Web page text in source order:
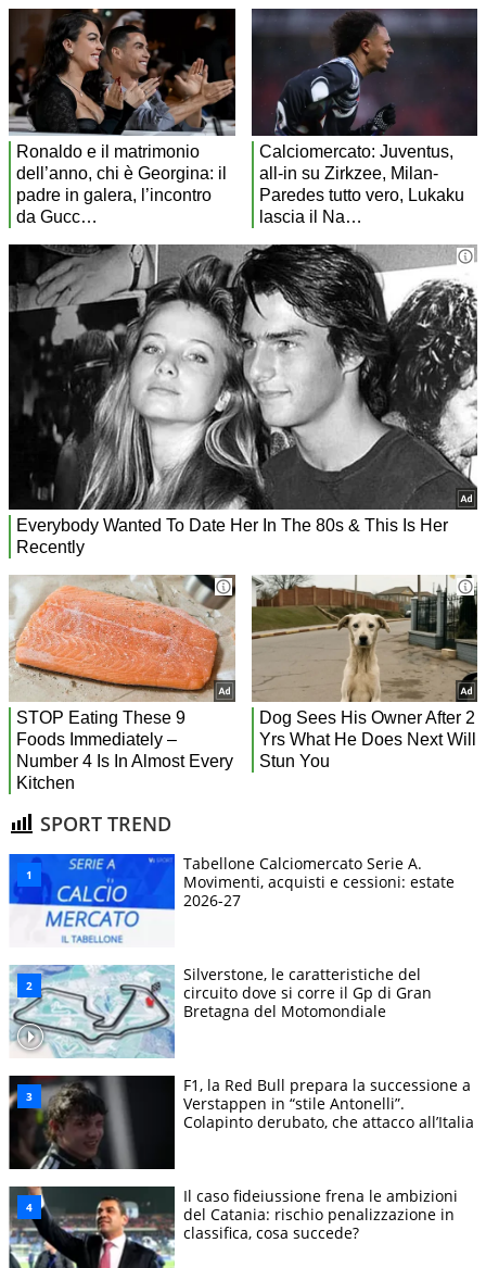
SPORT TREND
Tabellone Calciomercato Serie A.
Movimenti, acquisti e cessioni: estate
2026-27
Silverstone, le caratteristiche del
circuito dove si corre il Gp di Gran
Bretagna del Motomondiale
F1, la Red Bull prepara la successione a
Verstappen in “stile Antonelli”.
Colapinto derubato, che attacco all’Italia
Il caso fideiussione frena le ambizioni
del Catania: rischio penalizzazione in
classifica, cosa succede?